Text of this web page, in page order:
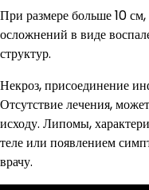
При размере больше 10
осложнений в виде
структур.
Некроз, присоединение
Отсутствие лечения,
исходу. Липомы,
теле или появлением
врачу.